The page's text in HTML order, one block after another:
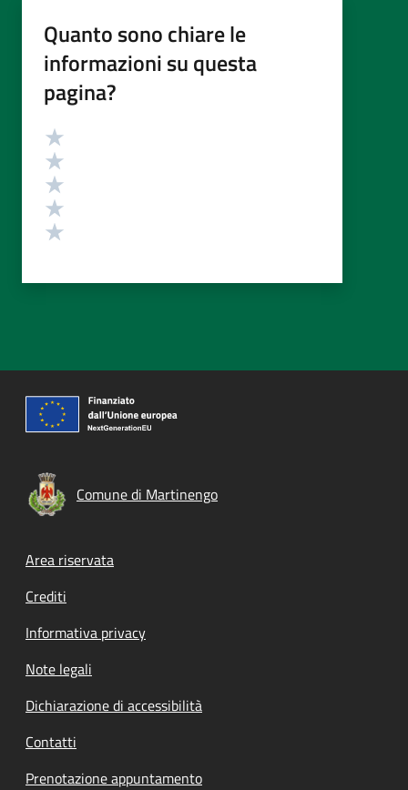
Quanto sono chiare le
informazioni su questa
pagina?
Valutazione
Comune di Martinengo
Footer menu
Area riservata
Crediti
Informativa privacy
Note legali
Dichiarazione di accessibilità
Contatti
Prenotazione appuntamento